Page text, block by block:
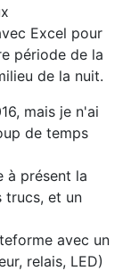
Excel pour
période de la
de la nuit.
mais je n'ai
de temps
à présent la
trucs, et un
avec un
relais, LED)